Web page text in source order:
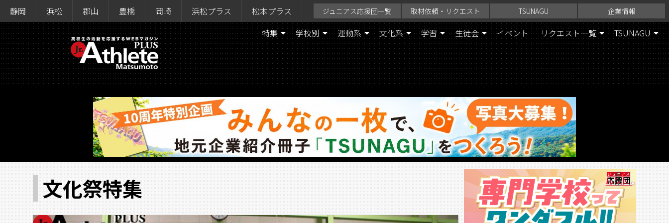
静岡 浜松 郡山 豊橋 岡崎 浜松プラス 松本プラス ジュニアス応援団一覧 取材依頼・リクエスト TSUNAGU 企業情報
特集 学校別 運動系 文化系 学習 生徒会 イベント リクエスト一覧 TSUNAGU
文化祭特集